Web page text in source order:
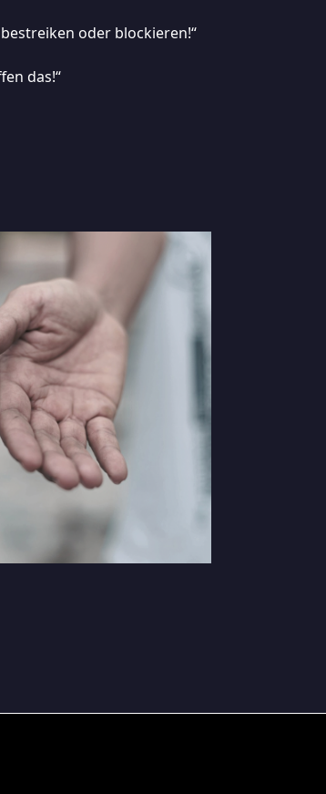
oder blockieren!“
das!“